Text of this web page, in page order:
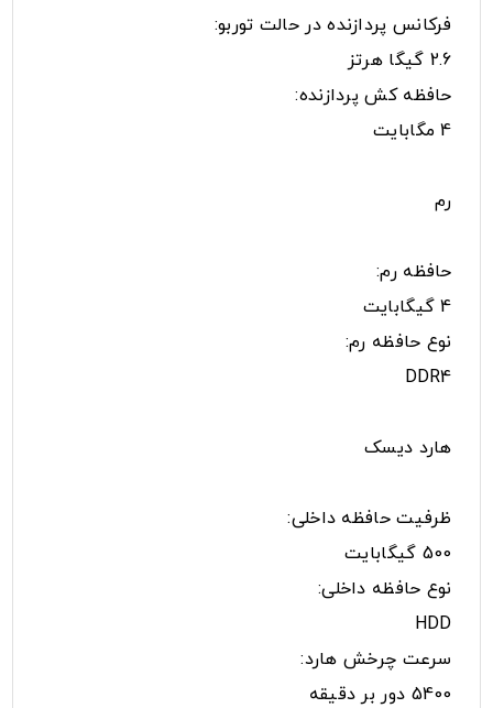
فرکانس پردازنده در حالت توربو:
2.6 گیگا هرتز
حافظه کش پردازنده:
4 مگابایت
رم
حافظه رم:
4 گیگابایت
نوع حافظه رم:
DDR4
هارد دیسک
ظرفیت حافظه داخلی:
500 گیگابایت
نوع حافظه داخلی:
HDD
سرعت چرخش هارد:
5400 دور بر دقیقه